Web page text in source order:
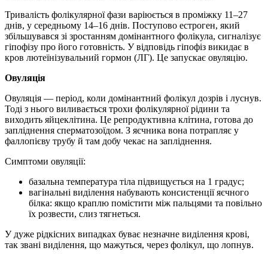
Тривалість фолікулярної фази варіюється в проміжку 11–27
днів, у середньому 14–16 днів. Поступово естроген, який
збільшувався зі зростанням домінантного фолікула, сигналізує
гіпофізу про його готовність. У відповідь гіпофіз викидає в
кров лютеїнізувальний гормон (ЛГ). Це запускає овуляцію.
Овуляція
Овуляція — період, коли домінантний фолікул дозрів і луснув.
Тоді з нього виливається трохи фолікулярної рідини та
виходить яйцеклітина. Це репродуктивна клітина, готова до
запліднення сперматозоїдом. З яєчника вона потрапляє у
фаллопієву трубу й там добу чекає на запліднення.
Симптоми овуляції:
базальна температура тіла підвищується на 1 градус;
вагінальні виділення набувають консистенції яєчного
білка: якщо краплю помістити між пальцями та повільно
їх розвести, слиз тягнеться.
У дуже рідкісних випадках буває незначне виділення крові,
так звані виділення, що мажуться, через фолікул, що лопнув.